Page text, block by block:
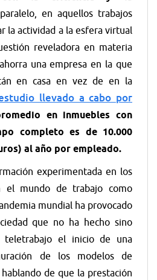
en aquellos trabajos
la actividad a la esfera virtual
reveladora en materia
una empresa en la que
en casa en vez de en la
llevado a cabo por
en inmuebles con
completo es de 10.000
al año por empleado.
experimentada en los
el mundo de trabajo como
mundial ha provocado
que no ha hecho sino
teletrabajo el inicio de una
de los modelos de
de que la prestación